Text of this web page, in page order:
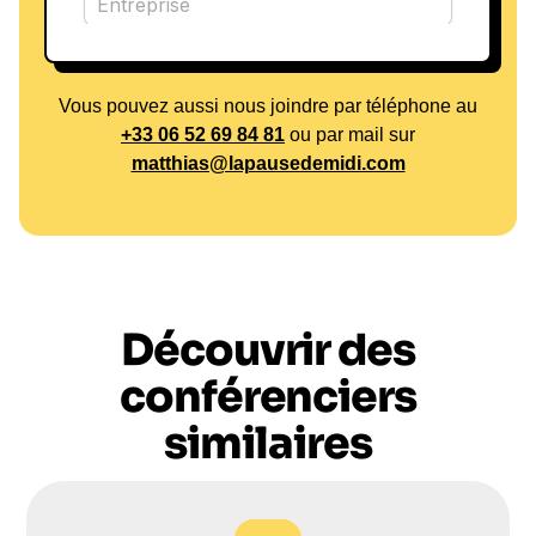
communes, il favorise un climat de confiance et de
coopération, ce qui conduit à une performance
ses interventions, n'hésitez pas à explorer les
possibilités de collaboration avec Walter Bouvais.
Pour découvrir comment Walter Bouvais peut vous
performance de vos équipes, contactez-le dès
Vous pouvez aussi nous joindre par téléphone au
+33 06 52 69 84 81 ou par mail sur
matthias@lapausedemidi.com
Découvrir des
conférenciers
similaires